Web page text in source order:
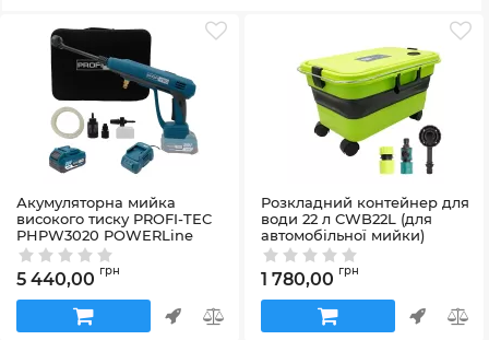
Акумуляторна мийка
високого тиску PROFI-TEC
PHPW3020 POWERLine
(Алюмінієва помпа,
1×PT2030VX (3.0Аг),
зарядний пристрій, кейс)
Артикул:58_38991
5 440,00 грн
Розкладний контейнер для
води 22 л CWB22L (для
автомобільної мийки)
Артикул:58_40087
1 780,00 грн